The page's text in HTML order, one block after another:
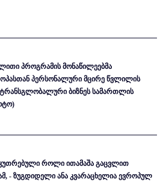
პროგრამის მონაწილეებმა
პერსონალური მცირე წვლილის
ტრანსგლობალური ბიზნეს სამართლის
როლი ითამაშა გაცვლით
- ზუგდიდელი ანა კვარაცხელია ევროპულ